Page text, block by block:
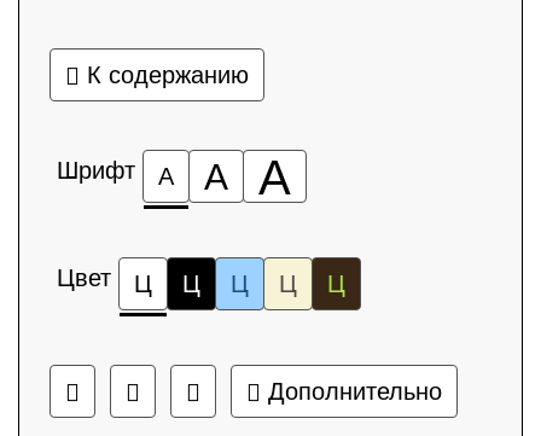
К содержанию
Шрифт А А А
Цвет Ц Ц Ц Ц Ц
Дополнительно